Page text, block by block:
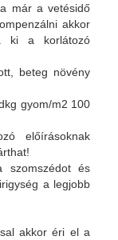
már a vetésidő
akkor
ki a korlátozó
beteg növény
gyom/m2 100
előírásoknak
szomszédot és
a legjobb
akkor éri el a